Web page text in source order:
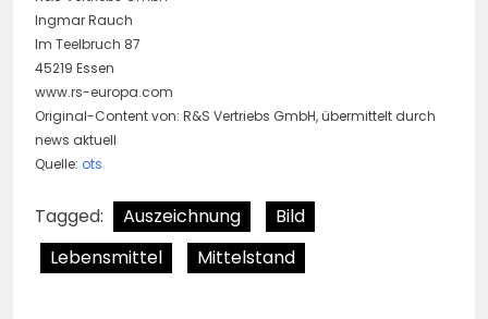
Ingmar Rauch
Im Teelbruch 87
45219 Essen
www.rs-europa.com
Original-Content von: R&S Vertriebs GmbH, übermittelt durch
news aktuell
Quelle: ots
Tagged: Auszeichnung
Bild
Lebensmittel
Mittelstand